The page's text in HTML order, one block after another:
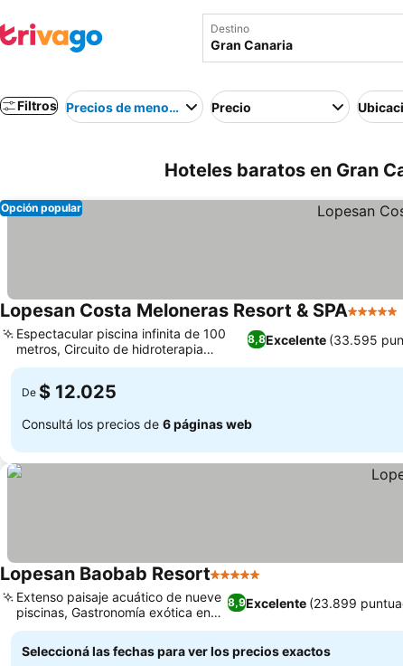
Destino
Filtros Precios de menor a mayorPrecio
Hoteles baratos en Gran
Opción popular
Lopesan Costa Meloneras Resort & SPA5
8,8Excelente (33.595
Espectacular piscina infinita de 100
metros, Circuito de hidroterapia
exclusivo del spa
De $ 12.025
Consultá los precios de 6 páginas web
Lopesan Baobab Resort5 Estrellas
8,9Excelente (23.899
Extenso paisaje acuático de nueve
piscinas, Gastronomía exótica en
Akara
Seleccioná las fechas para ver los precios exactos